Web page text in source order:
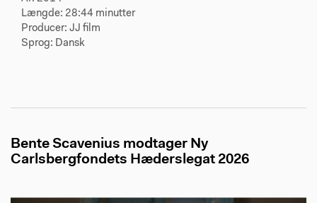
Længde: 28:44 minutter
Producer: JJ film
Sprog: Dansk
Bente Scavenius modtager Ny
Carlsbergfondets Hæderslegat 2026